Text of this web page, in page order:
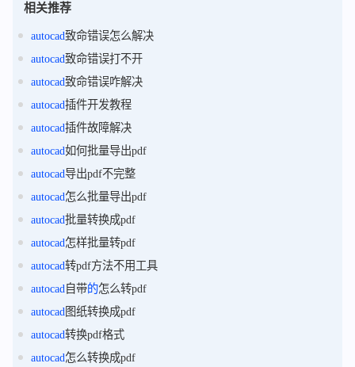
相关推荐
autocad致命错误怎么解决
autocad致命错误打不开
autocad致命错误咋解决
autocad插件开发教程
autocad插件故障解决
autocad如何批量导出pdf
autocad导出pdf不完整
autocad怎么批量导出pdf
autocad批量转换成pdf
autocad怎样批量转pdf
autocad转pdf方法不用工具
autocad 自带的怎么转pdf
autocad图纸转换成pdf
autocad转换pdf格式
autocad怎么转换成pdf